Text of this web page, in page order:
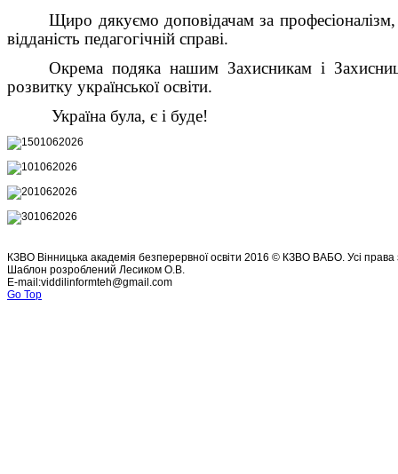
Щиро дякуємо доповідачам за професіоналізм,
відданість педагогічній справі.
Окрема подяка нашим Захисникам і
розвитку української освіти.
Україна була, є і буде!
КЗВО Вінницька академія безперервної освіти 2016 © КЗВО ВАБО. Усі права
Шаблон розроблений Лесиком О.В.
E-mail:viddilinformteh@gmail.com
Go Top